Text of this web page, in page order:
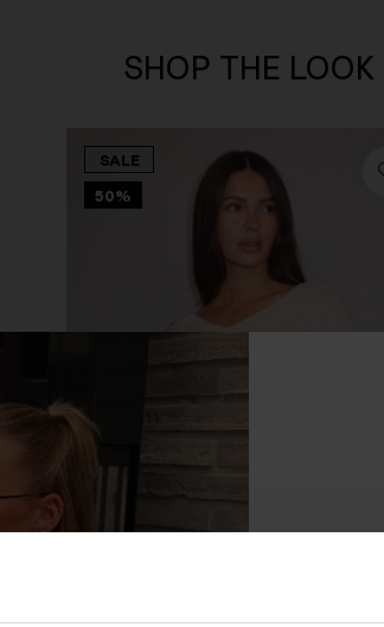
SHOP THE LOOK
SALE
50%